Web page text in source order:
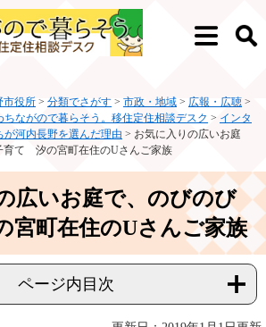
メ
検
市役所 > 分類でさがす > 市政・地域 > 広報・広聴 >
ちながので暮らそう。移住定住相談デスク > インタ
が河内長野を選んだ理由 > お気に入りの広いお庭
育て 汐の宮町在住のUさんご家族
広いお庭で、のびのび
町在住のUさんご家族
ページ内目次